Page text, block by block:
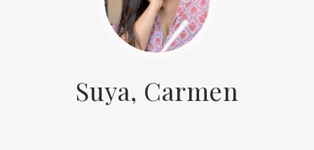
Suya, Carmen